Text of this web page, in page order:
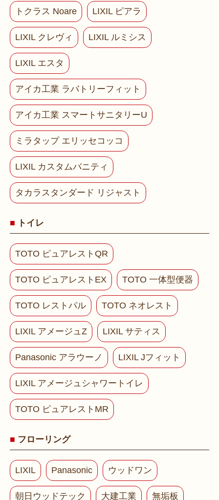
トクラス Noare LIXIL ピアラ
LIXIL クレヴィ LIXIL ルミシス
LIXIL エスタ
アイカ工業 ラバトリーフィット
アイカ工業 スマートサニタリーU
ミラタップ エリッセコッコ
LIXIL カスタムバニティ
タカラスタンダード リジャスト
トイレ
TOTO ピュアレストQR
TOTO ピュアレストEX TOTO 一体型便器
TOTO レストパル TOTO ネオレスト
LIXIL アメージュZ LIXIL サティス
Panasonic アラウーノ LIXIL Jフィット
LIXIL アメージュシャワートイレ
TOTO ピュアレストMR
フローリング
LIXIL Panasonic ウッドワン
朝日ウッドテック 大建工業 無垢板